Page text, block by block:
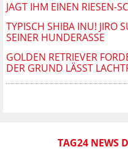
JAGT IHM EINEN RIESEN-
TYPISCH SHIBA INU! JIRO
SEINER HUNDERASSE
GOLDEN RETRIEVER
DER GRUND LÄSST
TAG24 NEWS